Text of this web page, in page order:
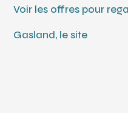
Voir les offres pour
Gasland, le site